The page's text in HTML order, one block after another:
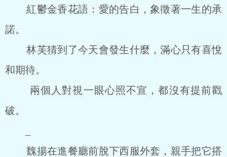
紅鬱金香花語：愛的告白，象徵著一生的承
諾。
林芙猜到了今天會發生什麼，滿心只有喜悅
和期待。
兩個人對視一眼心照不宣，都沒有提前戳
破。
魏揚在進餐廳前脫下西服外套，親手把它搭